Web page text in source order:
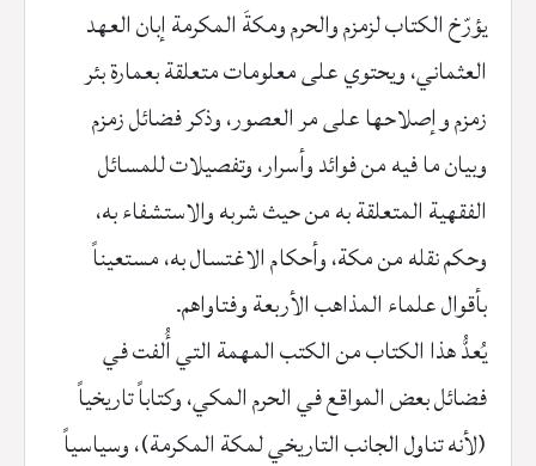
يؤرّخ الكتاب لزمزم والحرم ومكةَ المكرمة إبان العهد
العثماني، ويحتوي على معلومات متعلقة بعمارة بئر
زمزم وإصلاحها على مر العصور، وذكر فضائل زمزم
وبيان ما فيه من فوائد وأسرار، وتفصيلات للمسائل
الفقهية المتعلقة به من حيث شربه والاستشفاء به،
وحكم نقله من مكة، وأحكام الاغتسال به، مستعيناً
بأقوال علماء المذاهب الأربعة وفتاواهم.
يُعدُّ هذا الكتاب من الكتب المهمة التي أُلفت في
فضائل بعض المواقع في الحرم المكي، وكتاباً تاريخياً
(لأنه تناول الجانب التاريخي لمكة المكرمة)، وسياسياً